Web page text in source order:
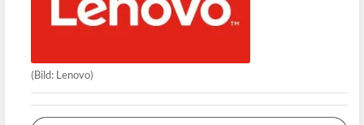
(Bild: Lenovo)